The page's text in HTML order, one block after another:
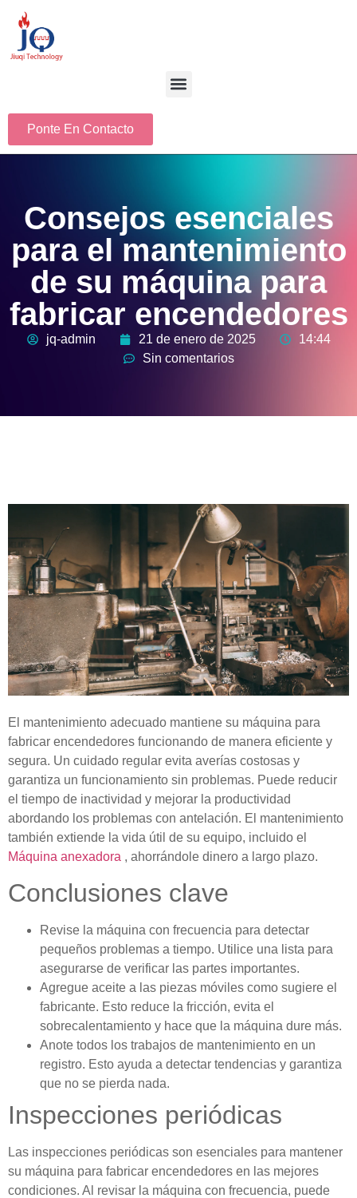
Ponte En Contacto
Consejos esenciales
para el mantenimiento
de su máquina para
fabricar encendedores
jq-admin 21 de enero de 2025
14:44
Sin comentarios
El mantenimiento adecuado mantiene su máquina para
fabricar encendedores funcionando de manera eficiente y
segura. Un cuidado regular evita averías costosas y
garantiza un funcionamiento sin problemas. Puede reducir
el tiempo de inactividad y mejorar la productividad
abordando los problemas con antelación. El mantenimiento
también extiende la vida útil de su equipo, incluido el
Máquina anexadora , ahorrándole dinero a largo plazo.
Conclusiones clave
Revise la máquina con frecuencia para detectar
pequeños problemas a tiempo. Utilice una lista para
asegurarse de verificar las partes importantes.
Agregue aceite a las piezas móviles como sugiere el
fabricante. Esto reduce la fricción, evita el
sobrecalentamiento y hace que la máquina dure más.
Anote todos los trabajos de mantenimiento en un
registro. Esto ayuda a detectar tendencias y garantiza
que no se pierda nada.
Inspecciones periódicas
Las inspecciones periódicas son esenciales para mantener
su máquina para fabricar encendedores en las mejores
condiciones. Al revisar la máquina con frecuencia, puede